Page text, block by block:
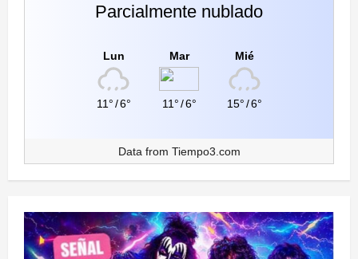
Parcialmente nublado
Lun
11°/6°
Mar
11°/6°
Mié
15°/6°
Data from Tiempo3.com